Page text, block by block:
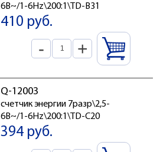
6В~/1-6Hz\200:1\TD-B31
410 руб.
- +
Q-12003
счетчик энергии 7разр\2,5-
6В~/1-6Hz\200:1\TD-C20
394 руб.